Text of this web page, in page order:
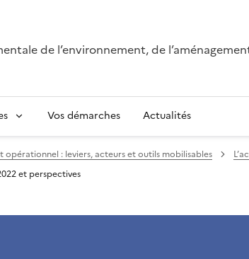
de l’environnement, de
Vos démarches Actualités
opérationnel : leviers, acteurs et outils mobilisables
et perspectives